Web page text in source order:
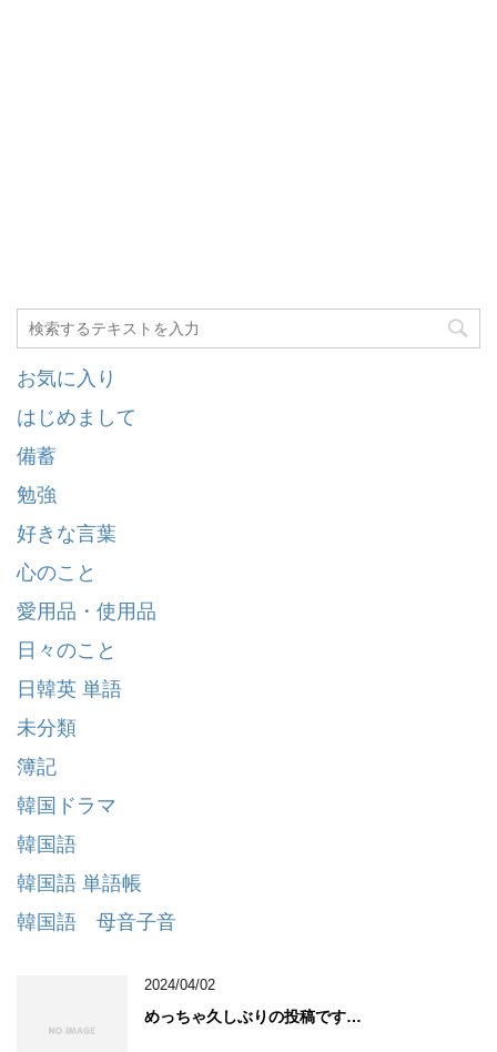
お気に入り
はじめまして
備蓄
勉強
好きな言葉
心のこと
愛用品・使用品
日々のこと
日韓英 単語
未分類
簿記
韓国ドラマ
韓国語
韓国語 単語帳
韓国語 母音子音
2024/04/02
めっちゃ久しぶりの投稿です…